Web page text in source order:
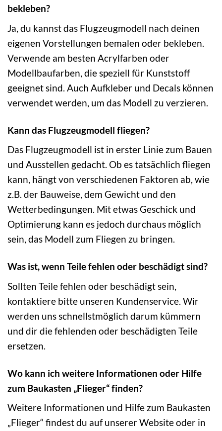
bekleben?
Ja, du kannst das Flugzeugmodell nach deinen
eigenen Vorstellungen bemalen oder bekleben.
Verwende am besten Acrylfarben oder
Modellbaufarben, die speziell für Kunststoff
geeignet sind. Auch Aufkleber und Decals können
verwendet werden, um das Modell zu verzieren.
Kann das Flugzeugmodell fliegen?
Das Flugzeugmodell ist in erster Linie zum Bauen
und Ausstellen gedacht. Ob es tatsächlich fliegen
kann, hängt von verschiedenen Faktoren ab, wie
z.B. der Bauweise, dem Gewicht und den
Wetterbedingungen. Mit etwas Geschick und
Optimierung kann es jedoch durchaus möglich
sein, das Modell zum Fliegen zu bringen.
Was ist, wenn Teile fehlen oder beschädigt sind?
Sollten Teile fehlen oder beschädigt sein,
kontaktiere bitte unseren Kundenservice. Wir
werden uns schnellstmöglich darum kümmern
und dir die fehlenden oder beschädigten Teile
ersetzen.
Wo kann ich weitere Informationen oder Hilfe
zum Baukasten „Flieger“ finden?
Weitere Informationen und Hilfe zum Baukasten
„Flieger“ findest du auf unserer Website oder in